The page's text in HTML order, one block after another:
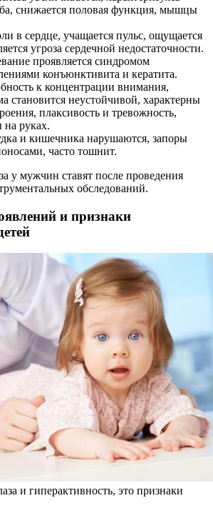
снижается половая функция, мышцы
в сердце, учащается пульс, ощущается
угроза сердечной недостаточности.
проявляется синдромом
конъюнктивита и кератита.
к концентрации внимания,
становится неустойчивой, характерны
плаксивость и тревожность,
на руках.
и кишечника нарушаются, запоры
часто тошнит.
у мужчин ставят после проведения
обследований.
и признаки
и гиперактивность, это признаки